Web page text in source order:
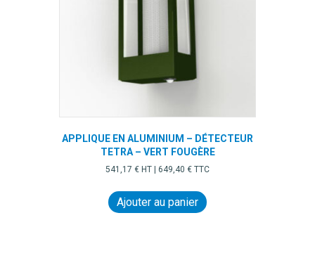
APPLIQUE EN ALUMINIUM – DÉTECTEUR
TETRA – VERT FOUGÈRE
541,17 € HT | 649,40 € TTC
Ajouter au panier